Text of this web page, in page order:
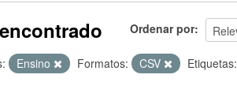
Ordenar por
Ensino Formatos: CSV Etiquetas: